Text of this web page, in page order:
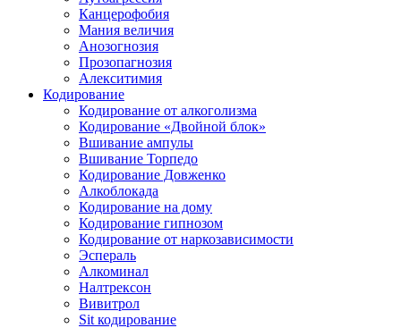
Канцерофобия
Мания величия
Анозогнозия
Прозопагнозия
Алекситимия
Кодирование
Кодирование от алкоголизма
Кодирование «Двойной блок»
Вшивание ампулы
Вшивание Торпедо
Кодирование Довженко
Алкоблокада
Кодирование на дому
Кодирование гипнозом
Кодирование от наркозависимости
Эспераль
Алкоминал
Налтрексон
Вивитрол
Sit кодирование